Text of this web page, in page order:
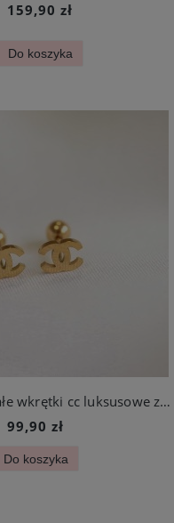
159,90 zł
Do koszyka
Kolczyki złote małe wkrętki cc luksusowe ze stali chirurgicznej
99,90 zł
Do koszyka